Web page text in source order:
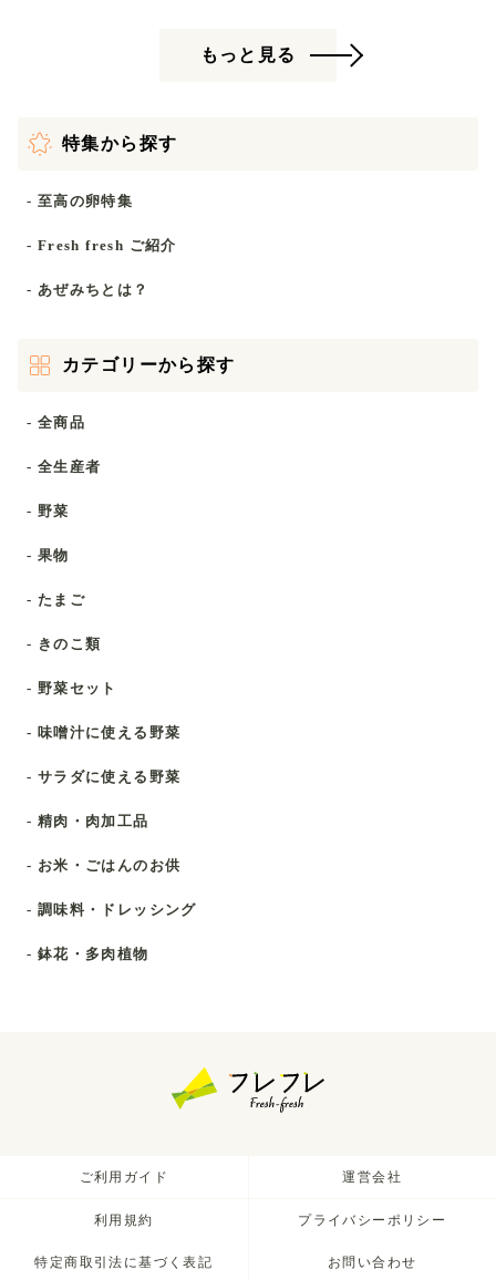
もっと見る
特集から探す
- 至高の卵特集
- Fresh fresh ご紹介
- あぜみちとは？
カテゴリーから探す
- 全商品
- 全生産者
- 野菜
- 果物
- たまご
- きのこ類
- 野菜セット
- 味噌汁に使える野菜
- サラダに使える野菜
- 精肉・肉加工品
- お米・ごはんのお供
- 調味料・ドレッシング
- 鉢花・多肉植物
ご利用ガイド 運営会社
利用規約 プライバシーポリシー
特定商取引法に基づく表記 お問い合わせ